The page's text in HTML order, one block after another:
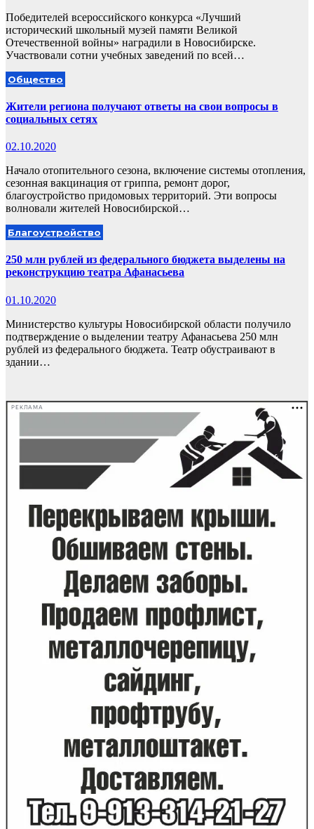
Победителей всероссийского конкурса «Лучший
исторический школьный музей памяти Великой
Отечественной войны» наградили в Новосибирске.
Участвовали сотни учебных заведений по всей…
Общество
Жители региона получают ответы на свои вопросы в
социальных сетях
02.10.2020
Начало отопительного сезона, включение системы отопления,
сезонная вакцинация от гриппа, ремонт дорог,
благоустройство придомовых территорий. Эти вопросы
волновали жителей Новосибирской…
Благоустройство
250 млн рублей из федерального бюджета выделены на
реконструкцию театра Афанасьева
01.10.2020
Министерство культуры Новосибирской области получило
подтверждение о выделении театру Афанасьева 250 млн
рублей из федерального бюджета. Театр обустраивают в
здании…
РЕКЛАМА